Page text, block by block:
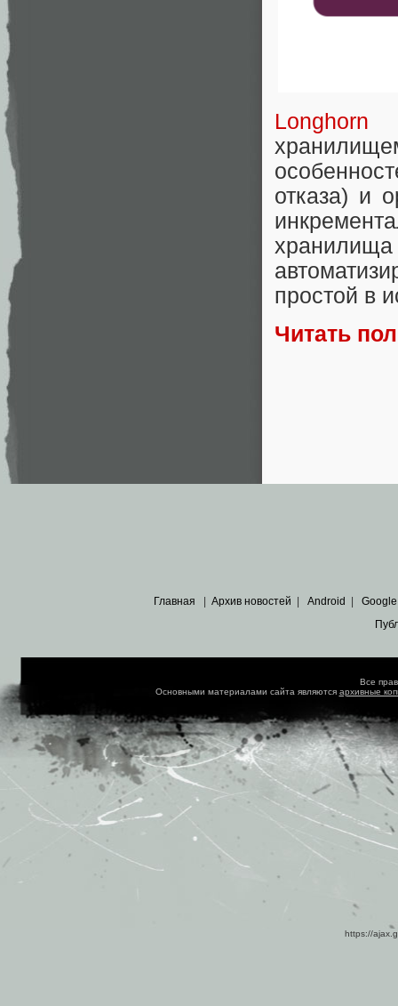
Longhorn
отказа) и
простой в
Читать
Главная Архив новостей Android Google
Все
Основными материалами сайта являются архивные
https://